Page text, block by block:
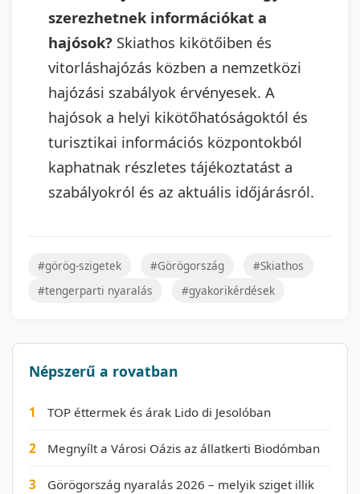
szerezhetnek információkat a
hajósok? Skiathos kikötőiben és
vitorláshajózás közben a nemzetközi
hajózási szabályok érvényesek. A
hajósok a helyi kikötőhatóságoktól és
turisztikai információs központokból
kaphatnak részletes tájékoztatást a
szabályokról és az aktuális időjárásról.
#görög-szigetek #Görögország
#Skiathos
#tengerparti nyaralás
#gyakorikérdések
Népszerű a rovatban
1 TOP éttermek és árak Lido di Jesolóban
2 Megnyílt a Városi Oázis az állatkerti Biodómban
3
Görögország nyaralás 2026 – melyik sziget illik